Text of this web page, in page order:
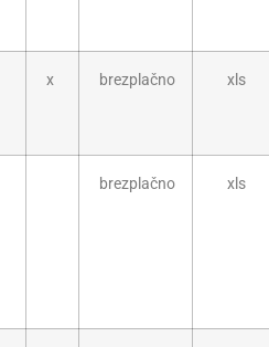
x brezplačno xls
brezplačno xls